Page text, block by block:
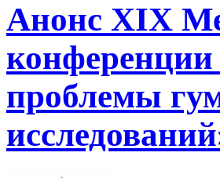
Анонс XIX
проблемы